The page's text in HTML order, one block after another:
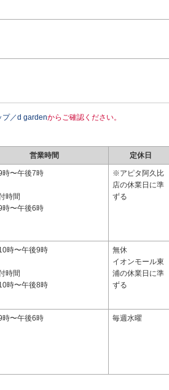
プ／d gardenからご確認ください。
営業時間 定休日
時〜午後7時
時間
時〜午後6時
※アピタ阿久比
店の休業日に準
ずる
時〜午後9時
時間
時〜午後8時
無休
イオンモール東
浦の休業日に準
ずる
時〜午後6時 毎週水曜